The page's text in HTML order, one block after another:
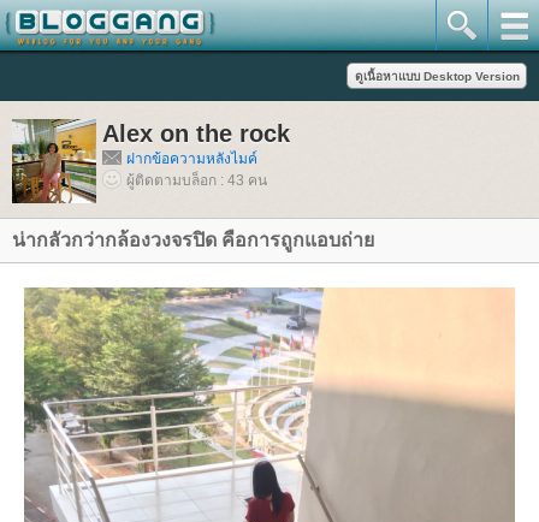
Alex on the rock
ฝากข้อความหลังไมค์
ผู้ติดตามบล็อก : 43 คน
น่ากลัวกว่ากล้องวงจรปิด คือการถูกแอบถ่า